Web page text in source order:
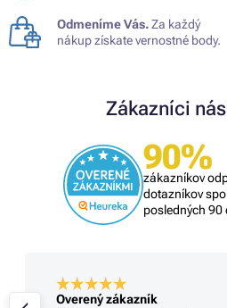
Odmeníme Vás.Za každý
nákup získate vernostné body.
Zákazníci
90%
zákazníkov
dotazníkov
posledných 90
Overený zákazník